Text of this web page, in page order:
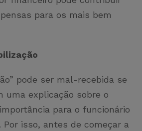
para os mais bem
pode ser mal-recebida se
uma explicação sobre o
para o funcionário
Por isso, antes de começar a